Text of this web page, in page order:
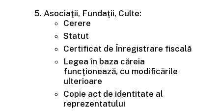
Asociaţii, Fundaţii, Culte:
Cerere
Statut
Certificat de Înregistrare fiscală
Legea în baza căreia
funcţionează, cu modificările
ulterioare
Copie act de identitate al
reprezentatului